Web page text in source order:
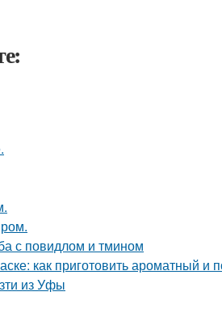
с повидлом и тмином
как приготовить ароматный и
из Уфы